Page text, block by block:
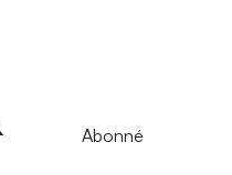
Abonné